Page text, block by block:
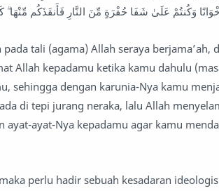
وَكُنتُمْ عَلَىٰ شَفَا حُفْرَةٍ مِّنَ النَّارِ فَأَنقَذَكُم مِّنْهَا
tali (agama) Allah seraya berjama’ah,
Allah kepadamu ketika kamu dahulu
sehingga dengan karunia-Nya kamu
di tepi jurang neraka, lalu Allah
ayat-ayat-Nya kepadamu agar kamu
perlu hadir sebuah kesadaran